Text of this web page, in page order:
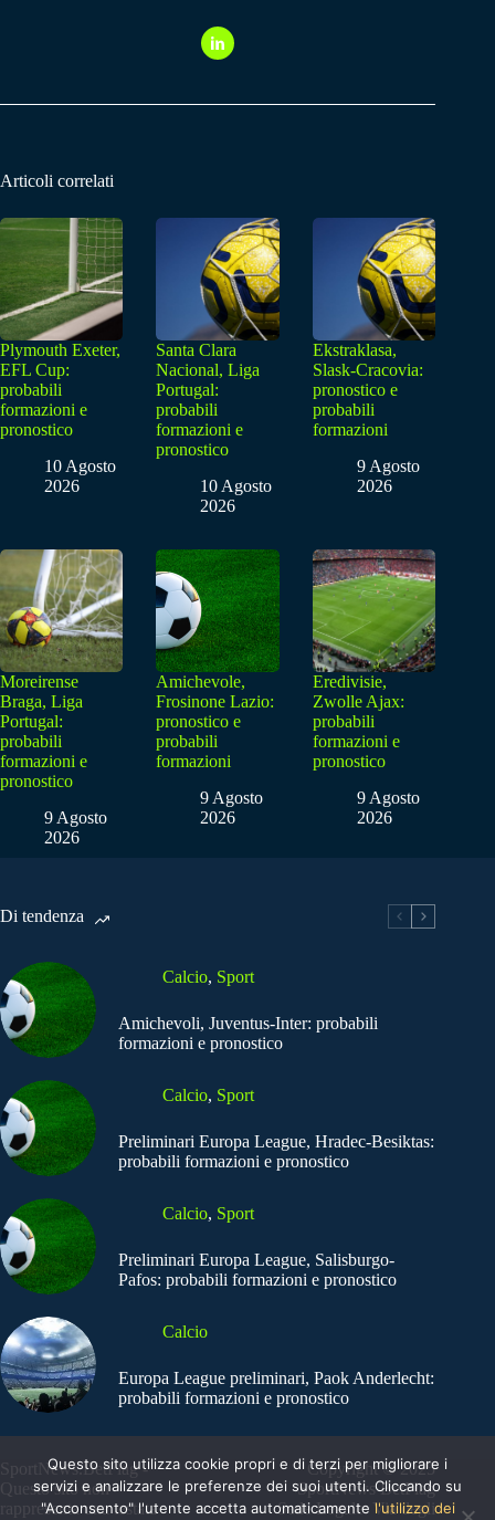
Articoli correlati
Plymouth Exeter,
EFL Cup:
probabili
formazioni e
pronostico
10 Agosto
2026
Santa Clara
Nacional, Liga
Portugal:
probabili
formazioni e
pronostico
10 Agosto
2026
Ekstraklasa,
Slask-Cracovia:
pronostico e
probabili
formazioni
9 Agosto
2026
Moreirense
Braga, Liga
Portugal:
probabili
formazioni e
pronostico
9 Agosto
2026
Amichevole,
Frosinone Lazio:
pronostico e
probabili
formazioni
9 Agosto
2026
Eredivisie,
Zwolle Ajax:
probabili
formazioni e
pronostico
9 Agosto
2026
Di tendenza
Calcio, Sport
Amichevoli, Juventus-Inter: probabili
formazioni e pronostico
Calcio, Sport
Preliminari Europa League, Hradec-Besiktas:
probabili formazioni e pronostico
Calcio, Sport
Preliminari Europa League, Salisburgo-
Pafos: probabili formazioni e pronostico
Calcio
Europa League preliminari, Paok Anderlecht:
probabili formazioni e pronostico
SportNews.BetFlag -
Questo sito non
rappresenta una testata
Copyright © 2025
SportNews BetFlag
Sede Legale: Via degli
Questo sito utilizza cookie propri e di terzi per migliorare i
servizi e analizzare le preferenze dei suoi utenti. Cliccando su
"Acconsento" l'utente accetta automaticamente l'utilizzo dei